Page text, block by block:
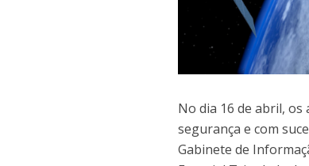
No dia 16 de abril,
segurança e com
Gabinete de